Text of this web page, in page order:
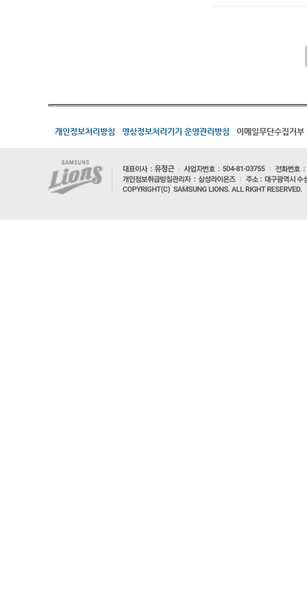
개인정보처리방침 영상정보처리기기 운영관리방침 이메일무단수집거부